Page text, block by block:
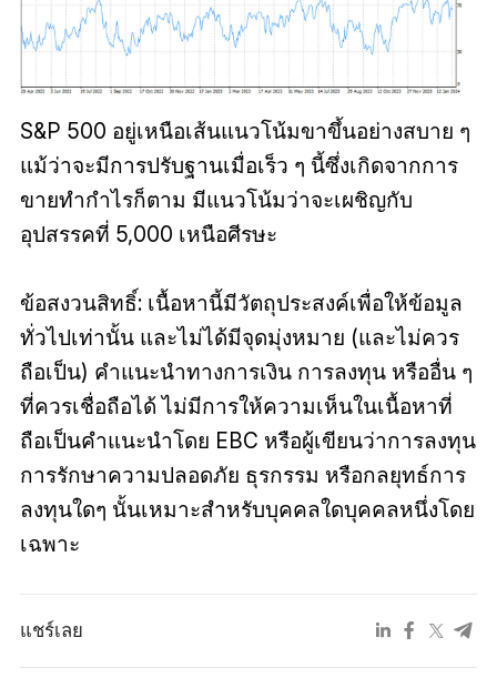
S&P 500 อยู่เหนือเส้นแนวโน้มขาขึ้นอย่างสบาย ๆ
แม้ว่าจะมีการปรับฐานเมื่อเร็ว ๆ นี้ซึ่งเกิดจากการ
ขายทำกำไรก็ตาม มีแนวโน้มว่าจะเผชิญกับ
อุปสรรคที่ 5,000 เหนือศีรษะ
ข้อสงวนสิทธิ์: เนื้อหานี้มีวัตถุประสงค์เพื่อให้ข้อมูล
ทั่วไปเท่านั้น และไม่ได้มีจุดมุ่งหมาย (และไม่ควร
ถือเป็น) คำแนะนำทางการเงิน การลงทุน หรืออื่น ๆ
ที่ควรเชื่อถือได้ ไม่มีการให้ความเห็นในเนื้อหาที่
ถือเป็นคำแนะนำโดย EBC หรือผู้เขียนว่าการลงทุน
การรักษาความปลอดภัย ธุรกรรม หรือกลยุทธ์การ
ลงทุนใดๆ นั้นเหมาะสำหรับบุคคลใดบุคคลหนึ่งโดย
เฉพาะ
แชร์เลย